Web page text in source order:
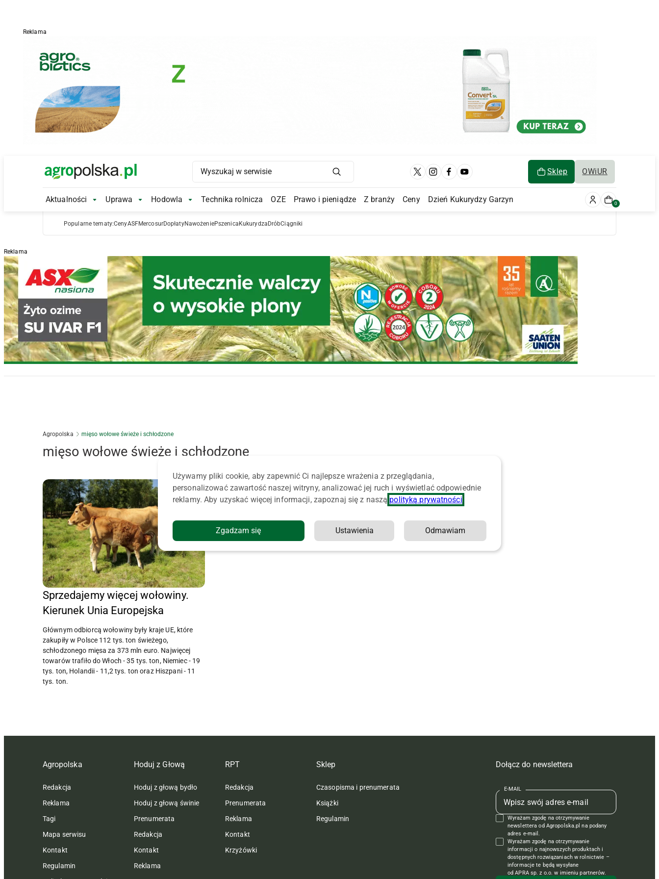
Reklama
Main Logo Sklep OWiUR
Main Navigation
Aktualności Aktualności Submenu
Uprawa Uprawa Submenu
Hodowla Hodowla Submenu
Technika rolnicza OZE Prawo i pieniądze Z branży Ceny Dzień Kukurydzy Garzyn 0
Popularne tematy:CenyASFMercosurDopłatyNawożeniePszenica Kukurydza DróbCiągniki
Reklama
Agropolska mięso wołowe świeże i schłodzone
mięso wołowe świeże i schłodzone
Sprzedajemy więcej wołowiny.
Kierunek Unia Europejska
Głównym odbiorcą wołowiny były kraje UE, które
zakupiły w Polsce 112 tys. ton świeżego,
schłodzonego mięsa za 373 mln euro. Najwięcej
towarów trafiło do Włoch - 35 tys. ton, Niemiec - 19
tys. ton, Holandii - 11,2 tys. ton oraz Hiszpani - 11
tys. ton.
Agropolska
Redakcja
Reklama
Tagi
Mapa serwisu
Kontakt
Regulamin
Hoduj z Głową
Hoduj z głową bydło
Hoduj z głową świnie
Prenumerata
Redakcja
Kontakt
Reklama
RPT
Redakcja
Prenumerata
Reklama
Kontakt
Krzyżówki
Sklep
Czasopisma i prenumerata
Książki
Regulamin
Dołącz do newslettera
E-MAIL
Wyrażam zgodę na otrzymywanie
newslettera od Agropolska.pl na podany
adres e-mail.
Wyrażam zgodę na otrzymywanie
informacji o najnowszych produktach i
dostępnych rozwiązaniach w rolnictwie –
informacje te będą wysyłane
od APRA sp. z o.o. w imieniu partnerów.
Używamy pliki cookie, aby zapewnić Ci najlepsze wrażenia z przeglądania,
personalizować zawartość naszej witryny, analizować jej ruch i wyświetlać odpowiednie
reklamy. Aby uzyskać więcej informacji, zapoznaj się z naszą polityką prywatności
Zgadzam się Ustawienia Odmawiam